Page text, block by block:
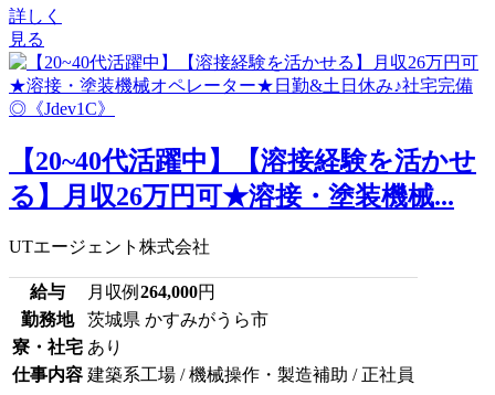
詳しく
見る
【20~40代活躍中】【溶接経験を活かせ
る】月収26万円可★溶接・塗装機械...
UTエージェント株式会社
給与 月収例 264,000円
勤務地
茨城県 かすみがうら市
寮・社宅 あり
仕事内容 建築系工場 / 機械操作・製造補助 / 正社員